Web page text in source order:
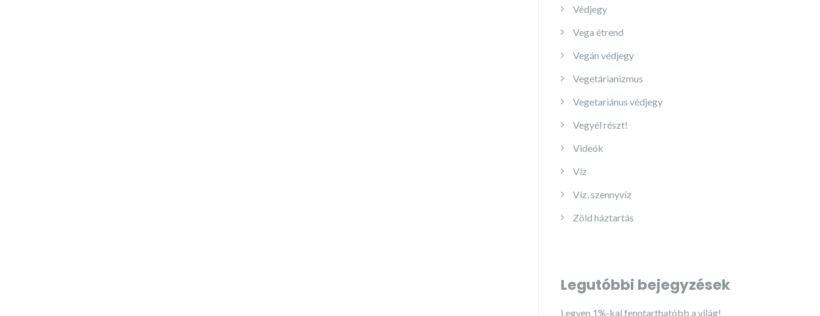
Védjegy
Vega étrend
Vegán védjegy
Vegetárianizmus
Vegetariánus védjegy
Vegyél részt!
Videók
Víz
Víz, szennyvíz
Zöld háztartás
Legutóbbi bejegyzések
Legyen 1%-kal fenntarthatóbb a világ!